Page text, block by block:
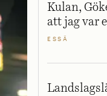
Kulan,
att jag var
ESSÄ